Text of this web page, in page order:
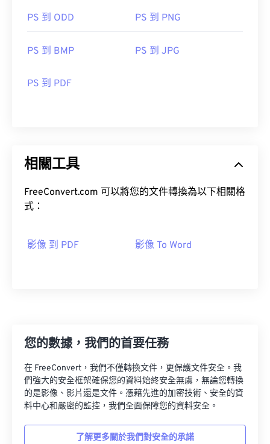
PS 到 ODD PS 到 PNG
PS 到 BMP PS 到 JPG
PS 到 PDF
相關工具
FreeConvert.com 可以將您的文件轉換為以下相關格
式：
影像 到 PDF 影像 To Word
您的數據，我們的首要任務
在 FreeConvert，我們不僅轉換文件，更保護文件安全。我
們強大的安全框架確保您的資料始終安全無虞，無論您轉換
的是影像、影片還是文件。憑藉先進的加密技術、安全的資
料中心和嚴密的監控，我們全面保障您的資料安全。
了解更多關於我們對安全的承諾